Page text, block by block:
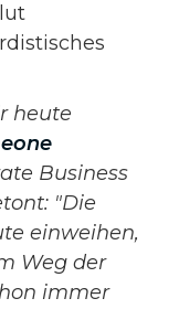
heute
Business
"Die
einweihen,
Weg der
immer